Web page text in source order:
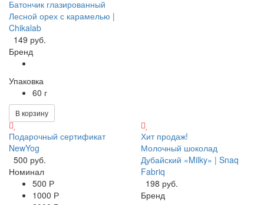
Батончик глазированный
Лесной орех с карамелью |
Chikalab
149 руб.
Бренд
Упаковка
60 г
В корзину
Подарочный сертификат
NewYog
500 руб.
Номинал
500 Р
1000 Р
Хит продаж!
Молочный шоколад
Дубайский «Milky» | Snaq
Fabriq
198 руб.
Бренд